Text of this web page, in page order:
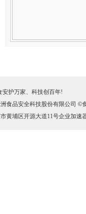
安护万家、科技创百年!
食品安全科技股份有限公司 ©
黄埔区开源大道11号企业加速